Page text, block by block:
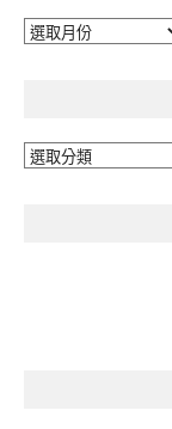
彙
分